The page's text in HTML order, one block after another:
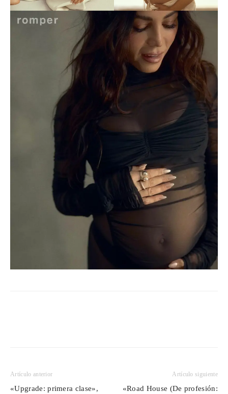
Artículo anterior
«Upgrade: primera clase»,
Artículo siguiente
«Road House (De profesión: